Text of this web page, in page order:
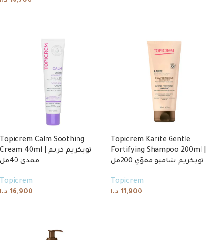
Topicrem Calm Soothing
Cream 40ml | توبكريم كريم
مهدئ 40مل
Topicrem
16,900 د.ا
Topicrem Karite Gentle
Fortifying Shampoo 200ml |
توبكريم شامبو مقوّي 200مل
Topicrem
11,900 د.ا